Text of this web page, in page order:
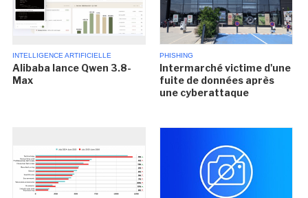
INTELLIGENCE ARTIFICIELLE
Alibaba lance Qwen 3.8-
Max
PHISHING
Intermarché victime d'une
fuite de données après
une cyberattaque